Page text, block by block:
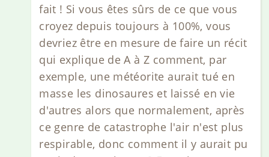
fait ! Si vous êtes sûrs de ce que vous
croyez depuis toujours à 100%, vous
devriez être en mesure de faire un récit
qui explique de A à Z comment, par
exemple, une météorite aurait tué en
masse les dinosaures et laissé en vie
d'autres alors que normalement, après
ce genre de catastrophe l'air n'est plus
respirable, donc comment il y aurait pu